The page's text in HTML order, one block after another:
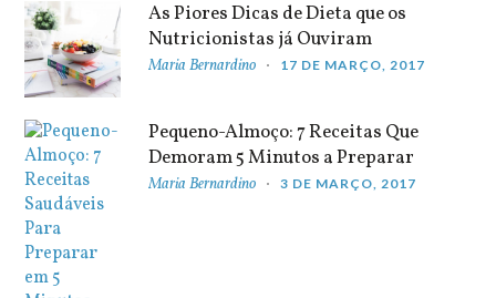
As Piores Dicas de Dieta que os
Nutricionistas já Ouviram
Maria Bernardino 17 DE MARÇO, 2017
Pequeno-Almoço: 7 Receitas Que
Demoram 5 Minutos a Preparar
Maria Bernardino 3 DE MARÇO, 2017